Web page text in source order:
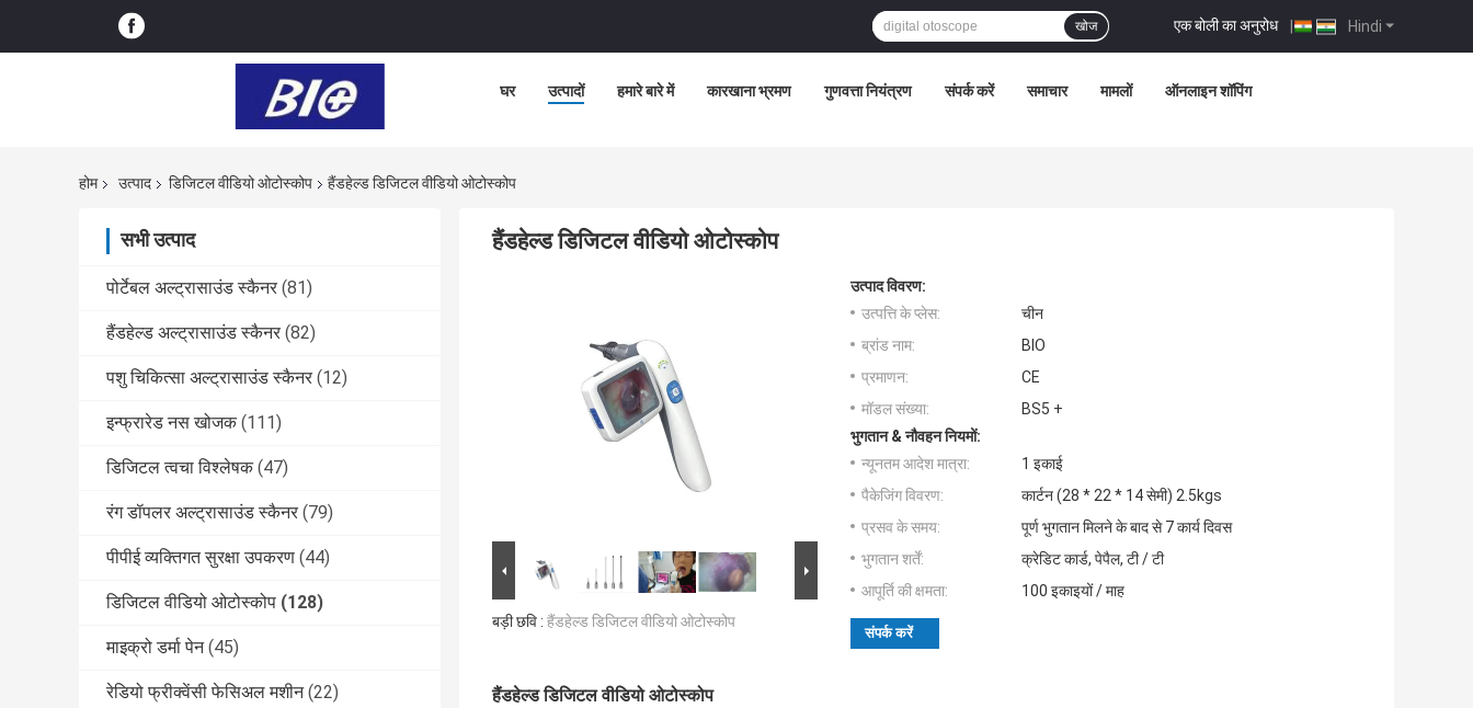
Hindi
एक बोली का अनुरोध |
खोज
घर उत्पादों हमारे बारे में कारखाना भ्रमण गुणवत्ता नियंत्रण संपर्क करें समाचार मामलों ऑनलाइन शॉपिंग
होम उत्पाद डिजिटल वीडियो ओटोस्कोप हैंडहेल्ड डिजिटल वीडियो ओटोस्कोप
सभी उत्पाद
पोर्टेबल अल्ट्रासाउंड स्कैनर (81)
हैंडहेल्ड अल्ट्रासाउंड स्कैनर (82)
पशु चिकित्सा अल्ट्रासाउंड स्कैनर (12)
इन्फ्रारेड नस खोजक (111)
डिजिटल त्वचा विश्लेषक (47)
रंग डॉपलर अल्ट्रासाउंड स्कैनर (79)
पीपीई व्यक्तिगत सुरक्षा उपकरण (44)
डिजिटल वीडियो ओटोस्कोप (128)
माइक्रो डर्मा पेन (45)
रेडियो फ्रीक्वेंसी फेसिअल मशीन (22)
हैंडहेल्ड डिजिटल वीडियो ओटोस्कोप
बड़ी छवि : हैंडहेल्ड डिजिटल वीडियो ओटोस्कोप
उत्पाद विवरण:
उत्पत्ति के प्लेस:
चीन
ब्रांड नाम:
BIO
प्रमाणन:
CE
मॉडल संख्या:
BS5 +
भुगतान & नौवहन नियमों:
न्यूनतम आदेश मात्रा:
1 इकाई
पैकेजिंग विवरण:
कार्टन (28 * 22 * ​​14 सेमी) 2.5kgs
प्रसव के समय:
पूर्ण भुगतान मिलने के बाद से 7 कार्य दिवस
भुगतान शर्तें:
क्रेडिट कार्ड, पेपैल, टी / टी
आपूर्ति की क्षमता:
100 इकाइयों / माह
संपर्क करें
हैंडहेल्ड डिजिटल वीडियो ओटोस्कोप